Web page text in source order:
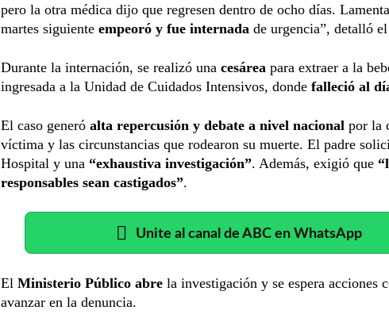
pero la otra médica dijo que regresen dentro de ocho días.
martes siguiente empeoró y fue internada de urgencia”, detalló
Durante la internación, se realizó una cesárea para extraer a la
ingresada a la Unidad de Cuidados Intensivos, donde falleció al
El caso generó alta repercusión y debate a nivel nacional por la
víctima y las circunstancias que rodearon su muerte. El padre
Hospital y una “exhaustiva investigación”. Además, exigió que
responsables sean castigados”.
Unite al canal de ABC en WhatsApp
El Ministerio Público abre la investigación y se espera acciones
avanzar en la denuncia.